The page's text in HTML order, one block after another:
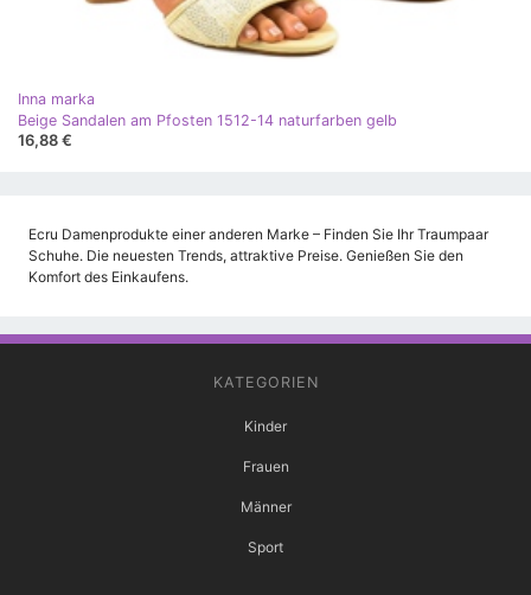
Inna marka
Beige Sandalen am Pfosten 1512-14 naturfarben gelb
16,88 €
Ecru Damenprodukte einer anderen Marke – Finden Sie Ihr Traumpaar
Schuhe. Die neuesten Trends, attraktive Preise. Genießen Sie den
Komfort des Einkaufens.
KATEGORIEN
Kinder
Frauen
Männer
Sport